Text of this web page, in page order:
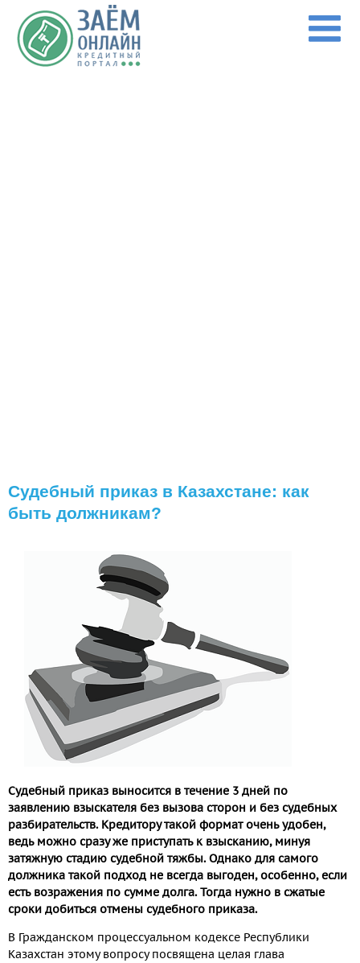
Перейти к основному содержанию
Судебный приказ в Казахстане: как
быть должникам?
Судебный приказ выносится в течение 3 дней по
заявлению взыскателя без вызова сторон и без судебных
разбирательств. Кредитору такой формат очень удобен,
ведь можно сразу же приступать к взысканию, минуя
затяжную стадию судебной тяжбы. Однако для самого
должника такой подход не всегда выгоден, особенно, если
есть возражения по сумме долга. Тогда нужно в сжатые
сроки добиться отмены судебного приказа.
В Гражданском процессуальном кодексе Республики
Казахстан этому вопросу посвящена целая глава